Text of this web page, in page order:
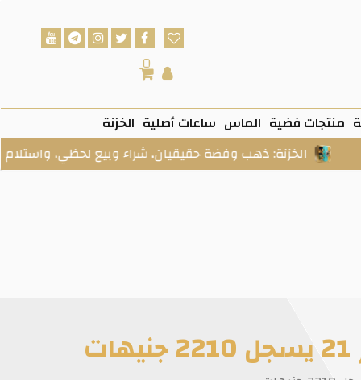
0
منتجات فضية الماس ساعات أصلية الخزنة
الخزنة: ذهب وفضة حقيقيان، شراء وبيع لحظي، واستلام فعلي